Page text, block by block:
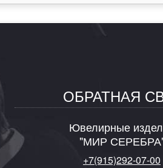
ОБРАТНАЯ
Ювелирные
"МИР
+7(915)292-07-00